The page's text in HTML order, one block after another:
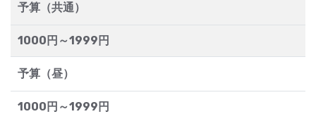
予算（共通）
1000円～1999円
予算（昼）
1000円～1999円